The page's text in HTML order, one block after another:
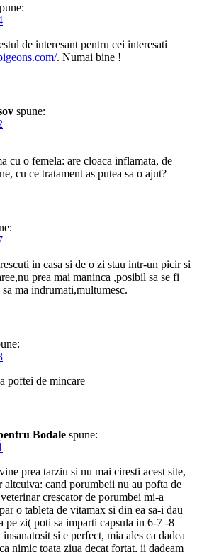
de interesant pentru cei interesati
. Numai bine !
spune:
cu o femela: are cloaca inflamata, de
cu ce tratament as putea sa o ajut?
in casa si de o zi stau intr-un picir si
prea mai maninca ,posibil sa se fi
ma indrumati,multumesc.
poftei de mincare
Bodale spune:
prea tarziu si nu mai ciresti acest site,
altcuiva: cand porumbeii nu au pofta de
crescator de porumbei mi-a
o tableta de vitamax si din ea sa-i dau
pe zi( poti sa imparti capsula in 6-7 -8
si e perfect, mia ales ca dadea
nimic toata ziua decat fortat, ii dadeam